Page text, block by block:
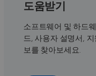
도움받기
소프트웨어 및 하드
드, 사용자 설명서,
보를 찾아보세요.